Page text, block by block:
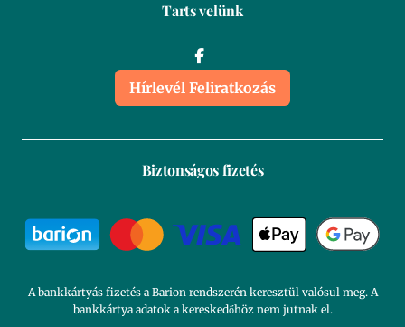
Tarts velünk
Hírlevél Feliratkozás
Biztonságos fizetés
A bankkártyás fizetés a Barion rendszerén keresztül valósul meg. A
bankkártya adatok a kereskedőhöz nem jutnak el.